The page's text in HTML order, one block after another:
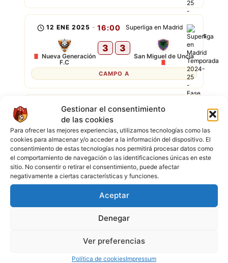
Gestionar el consentimiento
de las cookies
Para ofrecer las mejores experiencias, utilizamos tecnologías como las
cookies para almacenar y/o acceder a la información del dispositivo. El
consentimiento de estas tecnologías nos permitirá procesar datos como
el comportamiento de navegación o las identificaciones únicas en este
sitio. No consentir o retirar el consentimiento, puede afectar
negativamente a ciertas características y funciones.
Aceptar
Denegar
Ver preferencias
Política de cookiesImpressum
Superliga en Madrid
12 ENE 2025 - 16:00
Nueva Generación
F.C
3 3
San Miguel de Uncia
CAMPO A
Superliga en Madrid
22 DIC 2024 - 17:00
San Miguel de Uncia
1
FC River
CAMPO B
Superliga en Madrid
5 1
CAMPO B